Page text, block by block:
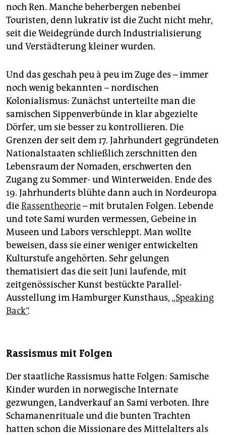
noch Ren. Manche beherbergen nebenbei
Touristen, denn lukrativ ist die Zucht nicht mehr,
seit die Weidegründe durch Industrialisierung
und Verstädterung kleiner wurden.
Und das geschah peu à peu im Zuge des – immer
noch wenig bekannten – nordischen
Kolonialismus: Zunächst unterteilte man die
samischen Sippenverbünde in klar abgezielte
Dörfer, um sie besser zu kontrollieren. Die
Grenzen der seit dem 17. Jahrhundert gegründeten
Nationalstaaten schließlich zerschnitten den
Lebensraum der Nomaden, erschwerten den
Zugang zu Sommer- und Winterweiden. Ende des
19. Jahrhunderts blühte dann auch in Nordeuropa
dieRassentheorie– mit brutalen Folgen. Lebende
und tote Sami wurden vermessen, Gebeine in
Museen und Labors verschleppt. Man wollte
beweisen, dass sie einer weniger entwickelten
Kulturstufe angehörten. Sehr gelungen
thematisiert das die seit Juni laufende, mit
zeitgenössischer Kunst bestückte Parallel-
Ausstellung im Hamburger Kunsthaus, „Speaking
Back“.
Rassismus mit Folgen
Der staatliche Rassismus hatte Folgen: Samische
Kinder wurden in norwegische Internate
gezwungen, Landverkauf an Sami verboten. Ihre
Schamanenrituale und die bunten Trachten
hatten schon die Missionare des Mittelalters als